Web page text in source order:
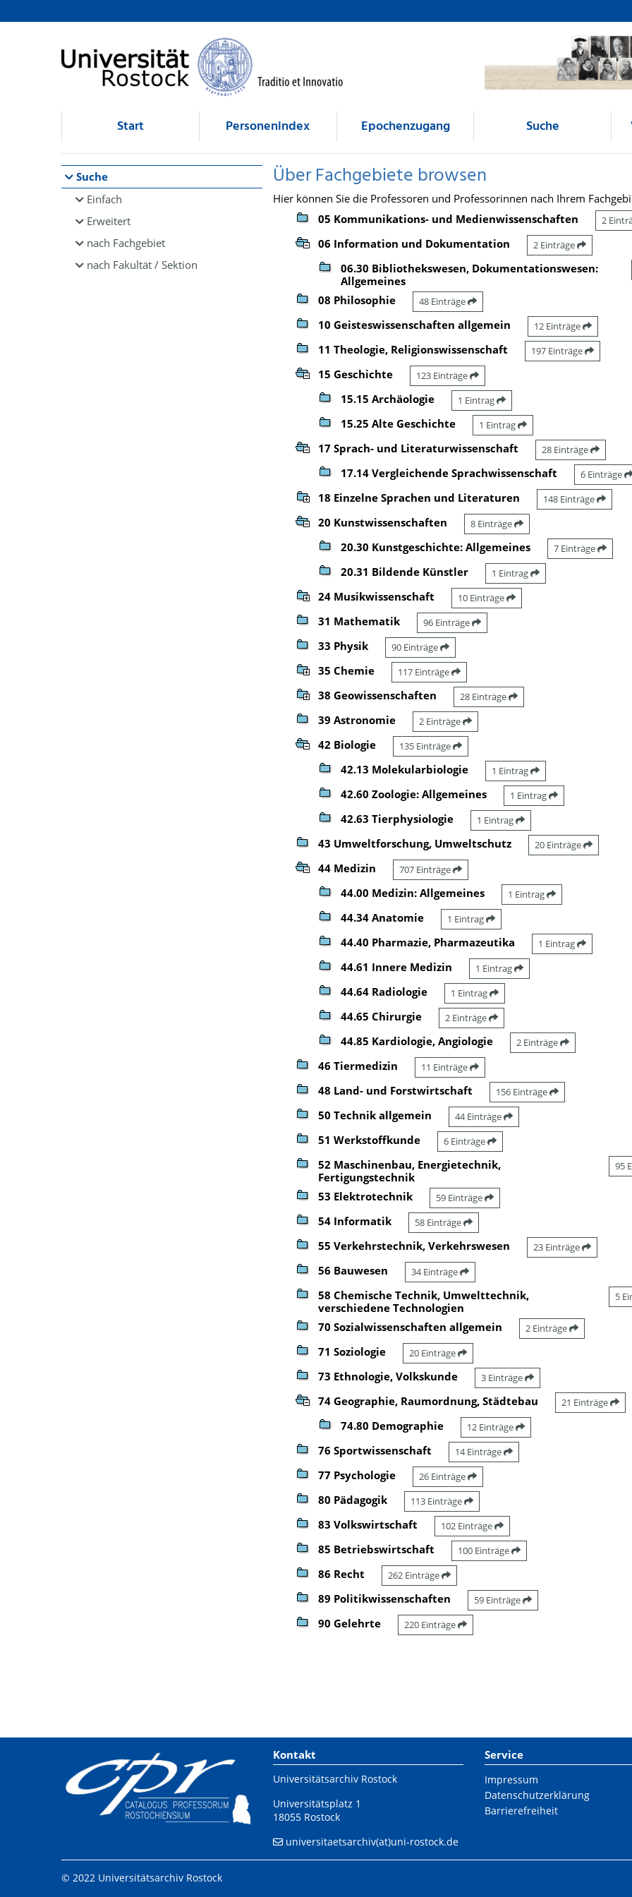
Browsen
direkt zum Inhalt
Start Personenindex Epochenzugang Suche
Suche
Einfach
Erweitert
nach Fachgebiet
nach Fakultät / Sektion
Über Fachgebiete browsen
Hier können Sie die Professoren und Professorinnen nach Ihrem
05 Kommunikations- und Medienwissenschaften
2
06 Information und Dokumentation 2 Einträge
06.30 Bibliothekswesen, Dokumentationswesen:
Allgemeines
08 Philosophie 48 Einträge
10 Geisteswissenschaften allgemein 12 Einträge
11 Theologie, Religionswissenschaft 197 Einträge
15 Geschichte 123 Einträge
15.15 Archäologie 1 Eintrag
15.25 Alte Geschichte 1 Eintrag
17 Sprach- und Literaturwissenschaft 28 Einträge
17.14 Vergleichende Sprachwissenschaft 6 Einträge
18 Einzelne Sprachen und Literaturen 148 Einträge
20 Kunstwissenschaften 8 Einträge
20.30 Kunstgeschichte: Allgemeines 7 Einträge
20.31 Bildende Künstler 1 Eintrag
24 Musikwissenschaft 10 Einträge
31 Mathematik 96 Einträge
33 Physik 90 Einträge
35 Chemie 117 Einträge
38 Geowissenschaften 28 Einträge
39 Astronomie 2 Einträge
42 Biologie 135 Einträge
42.13 Molekularbiologie 1 Eintrag
42.60 Zoologie: Allgemeines 1 Eintrag
42.63 Tierphysiologie 1 Eintrag
43 Umweltforschung, Umweltschutz 20 Einträge
44 Medizin 707 Einträge
44.00 Medizin: Allgemeines 1 Eintrag
44.34 Anatomie 1 Eintrag
44.40 Pharmazie, Pharmazeutika 1 Eintrag
44.61 Innere Medizin 1 Eintrag
44.64 Radiologie 1 Eintrag
44.65 Chirurgie 2 Einträge
44.85 Kardiologie, Angiologie 2 Einträge
46 Tiermedizin 11 Einträge
48 Land- und Forstwirtschaft 156 Einträge
50 Technik allgemein 44 Einträge
51 Werkstoffkunde 6 Einträge
52 Maschinenbau, Energietechnik,
Fertigungstechnik
95
53 Elektrotechnik 59 Einträge
54 Informatik 58 Einträge
55 Verkehrstechnik, Verkehrswesen 23 Einträge
56 Bauwesen 34 Einträge
58 Chemische Technik, Umwelttechnik,
verschiedene Technologien
5
70 Sozialwissenschaften allgemein 2 Einträge
71 Soziologie 20 Einträge
73 Ethnologie, Volkskunde 3 Einträge
74 Geographie, Raumordnung, Städtebau 21 Einträge
74.80 Demographie 12 Einträge
76 Sportwissenschaft 14 Einträge
77 Psychologie 26 Einträge
80 Pädagogik 113 Einträge
83 Volkswirtschaft 102 Einträge
85 Betriebswirtschaft 100 Einträge
86 Recht 262 Einträge
89 Politikwissenschaften 59 Einträge
90 Gelehrte 220 Einträge
Kontakt
Universitätsarchiv Rostock
Universitätsplatz 1
18055 Rostock
universitaetsarchiv(at)uni-rostock.de
Service
Impressum
Datenschutzerklärung
Barrierefreiheit
© 2022 Universitätsarchiv Rostock